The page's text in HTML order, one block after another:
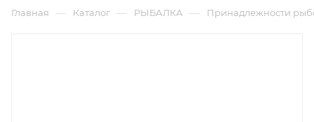
Главная — Каталог — РЫБАЛКА — Принадлежности